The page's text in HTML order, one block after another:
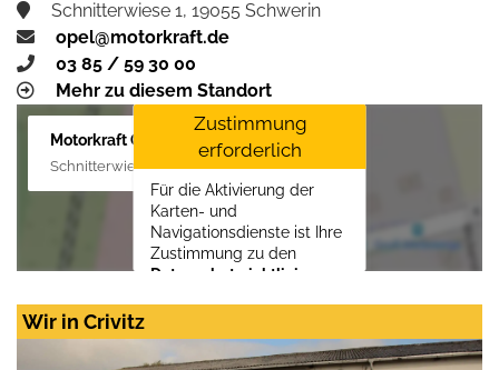
Schnitterwiese 1, 19055 Schwerin
opel@motorkraft.de
03 85 / 59 30 00
Mehr zu diesem Standort
Motorkraft GmbH
Schnitterwiese 1, 19055 Schwerin
Zustimmung
erforderlich
Für die Aktivierung der
Karten- und
Navigationsdienste ist Ihre
Zustimmung zu den
Datenschutzrichtlinien
Zustimmen und
Wir in Crivitz